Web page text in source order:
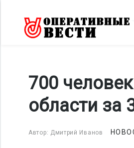
700
области за
Автор: Дмитрий Иванов